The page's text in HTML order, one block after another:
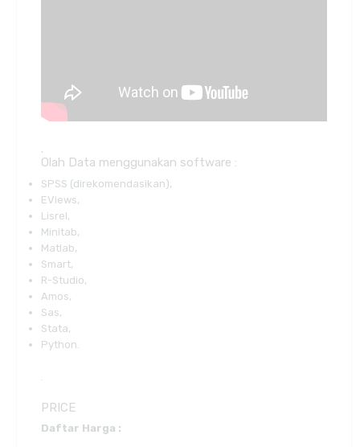
.
Olah Data menggunakan software :
SPSS (direkomendasikan),
EViews,
Lisrel,
Minitab,
Matlab,
Smart,
R-Studio,
Amos,
Sas,
Stata,
Python.
PRICE
Daftar Harga :